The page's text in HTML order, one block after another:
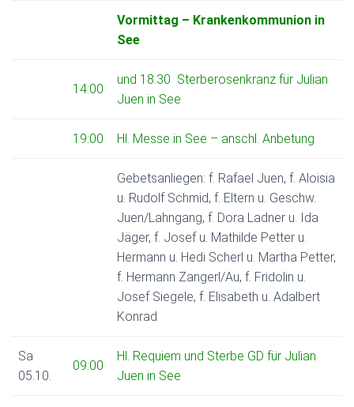
Vormittag – Krankenkommunion in
See
14:00
und 18.30 Sterberosenkranz für Julian
Juen in See
19:00 Hl. Messe in See – anschl. Anbetung
Gebetsanliegen: f. Rafael Juen, f. Aloisia
u. Rudolf Schmid, f. Eltern u. Geschw.
Juen/Lahngang, f. Dora Ladner u. Ida
Jäger, f. Josef u. Mathilde Petter u.
Hermann u. Hedi Scherl u. Martha Petter,
f. Hermann Zangerl/Au, f. Fridolin u.
Josef Siegele, f. Elisabeth u. Adalbert
Konrad
Sa
05.10.
09:00
Hl. Requiem und Sterbe GD für Julian
Juen in See